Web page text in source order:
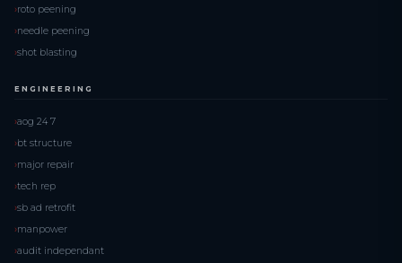
roto peening
needle peening
shot blasting
ENGINEERING
aog 24 7
bt structure
major repair
tech rep
sb ad retrofit
manpower
audit independant